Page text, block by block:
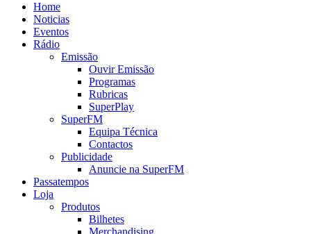
Home
Noticias
Eventos
Rádio
Emissão
Ouvir Emissão
Programas
Rubricas
SuperPlay
SuperFM
Equipa Técnica
Contactos
Publicidade
Anuncie na SuperFM
Passatempos
Loja
Produtos
Bilhetes
Merchandising